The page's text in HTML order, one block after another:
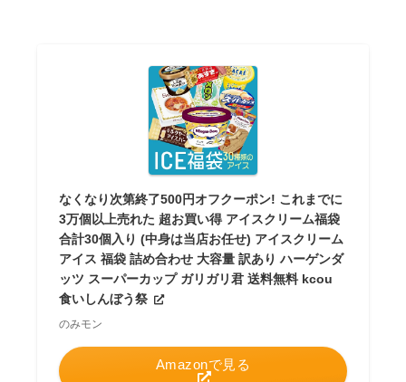
なくなり次第終了500円オフクーポン! これまでに
3万個以上売れた 超お買い得 アイスクリーム福袋
合計30個入り (中身は当店お任せ) アイスクリーム
アイス 福袋 詰め合わせ 大容量 訳あり ハーゲンダ
ッツ スーパーカップ ガリガリ君 送料無料 kcou
食いしんぼう祭
のみモン
Amazonで見る